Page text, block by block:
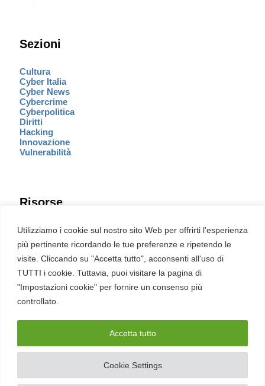
Utilizziamo i cookie sul nostro sito Web per offrirti l'esperienza
più pertinente ricordando le tue preferenze e ripetendo le
visite. Cliccando su "Accetta tutto", acconsenti all'uso di
TUTTI i cookie. Tuttavia, puoi visitare la pagina di
"Impostazioni cookie" per fornire un consenso più
controllato.
Cookie Settings
Accetta tutto
Sezioni
Cultura
Cyber Italia
Cyber News
Cybercrime
Cyberpolitica
Diritti
Hacking
Innovazione
Vulnerabilità
Risorse
Eventi
Fumetto Cyber
Newsletter
Servizi
Pubblicità
English
Ultime CVE critiche
2026 – REDHOTCYBER Srl. Tutti i diritti riservati